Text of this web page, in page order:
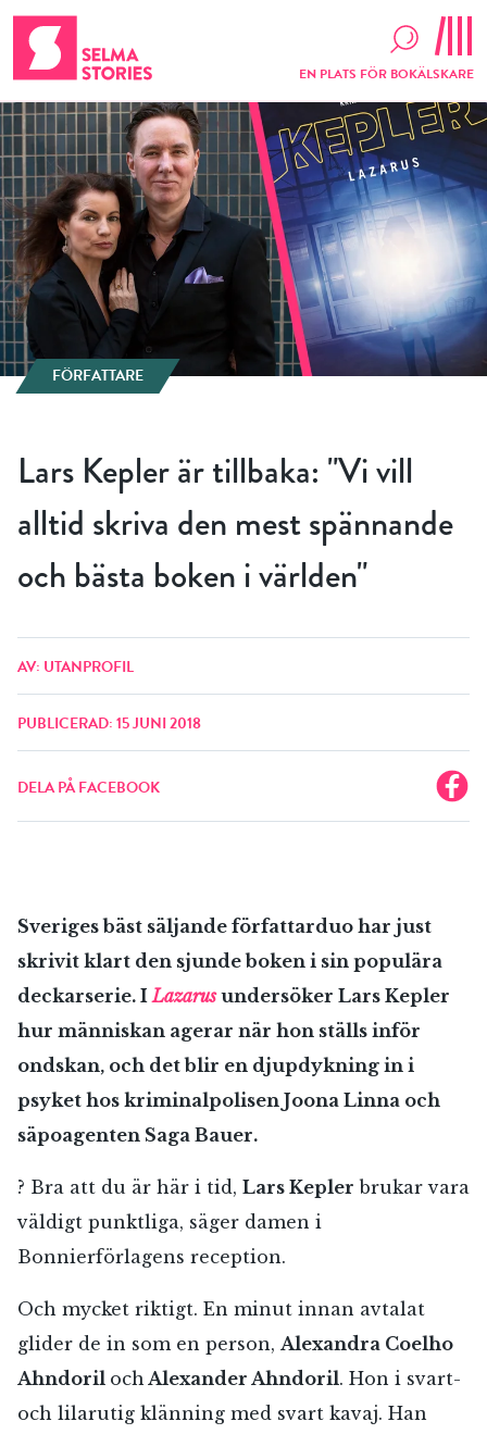
EN PLATS FÖR BOKÄLSKARE
FÖRFATTARE
Lars Kepler är tillbaka: "Vi vill
alltid skriva den mest spännande
och bästa boken i världen"
AV: UTANPROFIL
PUBLICERAD: 15 JUNI 2018
DELA PÅ FACEBOOK
Sveriges bäst säljande författarduo har just
skrivit klart den sjunde boken i sin populära
deckarserie. ILazarusundersöker Lars Kepler
hur människan agerar när hon ställs inför
ondskan, och det blir en djupdykning in i
psyket hos kriminalpolisen Joona Linna och
säpoagenten Saga Bauer.
? Bra att du är här i tid, Lars Kepler brukar vara
väldigt punktliga, säger damen i
Bonnierförlagens reception.
Och mycket riktigt. En minut innan avtalat
glider de in som en person, Alexandra Coelho
Ahndoril och Alexander Ahndoril. Hon i svart-
och lilarutig klänning med svart kavaj. Han